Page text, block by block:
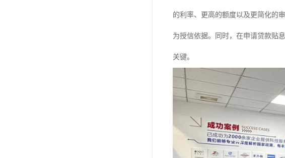
的利率、更高的额度以及更简化的
为授信依据。同时，在申请贷款贴
关键。